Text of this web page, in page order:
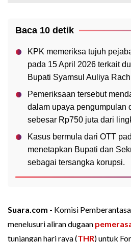
Baca 10 detik
KPK memeriksa tujuh
pada 15 April 2026 terkait
Bupati Syamsul Auliya
Pemeriksaan tersebut
dalam upaya pengumpulan
sebesar Rp750 juta dari
Kasus bermula dari OTT
menetapkan Bupati dan
sebagai tersangka korupsi.
Suara.com - Komisi
menelusuri aliran dugaan
tunjangan hari raya (THR) untuk